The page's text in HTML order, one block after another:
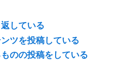
している
ツを投稿している
のの投稿をしている